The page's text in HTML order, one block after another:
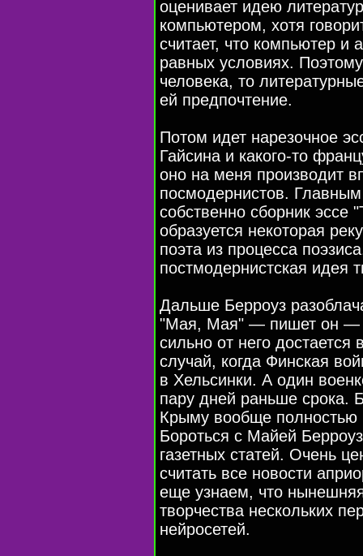
оценивает идею
компьютером, хотя
считает, что компьютер и
равных условиях.
человека, то
ей предпочтение.
Потом идет нарезочное
Гайсина и какого-то
оно на меня производит
посмодернистов.
собственно cборник эссе
образуется некоторая
поэта из процесса
постмодернистская идея
Дальше Берроуз
"Мая, Мая" — пишет он —
сильно от него
случай, когда Финская
в Хельсинки. А один
пару дней раньше срока.
Крыму вообще
Бороться с Майей
газетных статей. Очень
cчитать все новости
еще узнаем, что
творчества нескольких
нейросетей.